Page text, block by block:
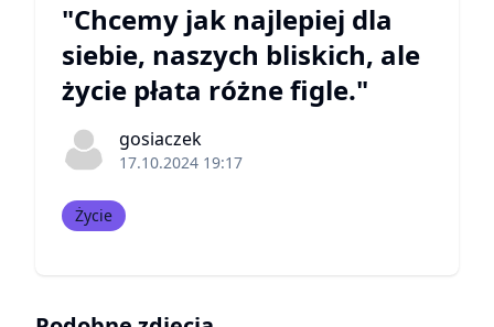
"Chcemy jak najlepiej dla
siebie, naszych bliskich, ale
życie płata różne figle."
gosiaczek
17.10.2024 19:17
Życie